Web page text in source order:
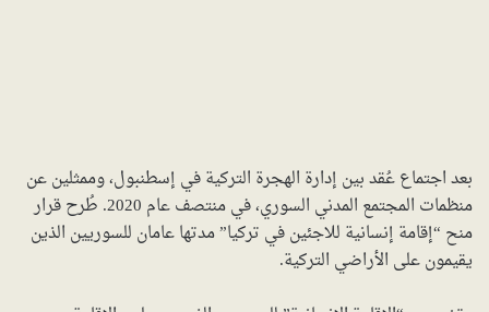
بعد اجتماع عُقد بين إدارة الهجرة التركية في إسطنبول، وممثلين عن
منظمات المجتمع المدني السوري، في منتصف عام 2020. طُرح قرار
منح “إقامة إنسانية للاجئين في تركيا” مدتها عامان للسوريين الذين
يقيمون على الأراضي التركية.